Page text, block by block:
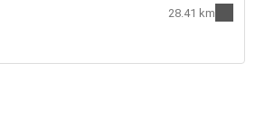
28.41 km